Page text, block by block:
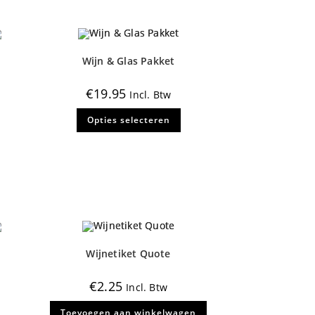
Wijn & Glas Pakket
€19.95 Incl. Btw
Opties selecteren
Dit
heeft
Wijnetiket Quote
€2.25 Incl. Btw
Toevoegen aan winkelwagen